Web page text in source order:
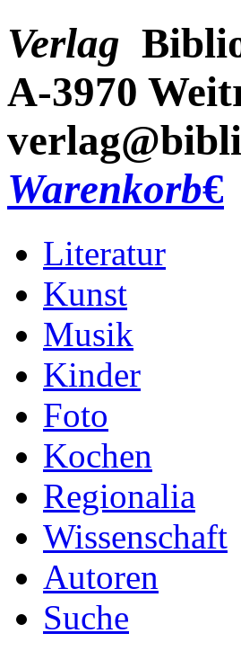
Verlag
A-3970
Warenkorb€
Literatur
Kunst
Musik
Kinder
Foto
Kochen
Regionalia
Wissenschaft
Autoren
Suche